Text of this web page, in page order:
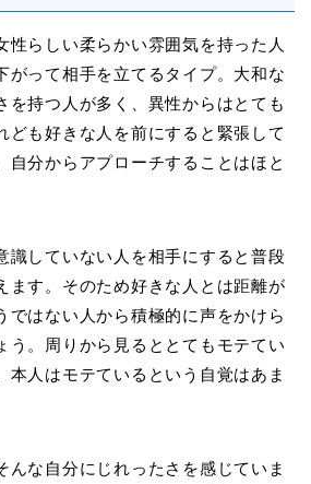
性らしい柔らかい雰囲気を持った人
がって相手を立てるタイプ。大和な
を持つ人が多く、異性からはとても
ども好きな人を前にすると緊張して
自分からアプローチすることはほと
識していない人を相手にすると普段
ます。そのため好きな人とは距離が
ではない人から積極的に声をかけら
う。周りから見るととてもモテてい
本人はモテているという自覚はあま
んな自分にじれったさを感じていま